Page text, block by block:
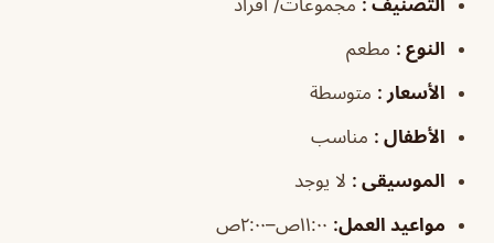
النوع : مطعم
الأسعار : متوسطة
الأطفال : مناسب
الموسيقى : لا يوجد
مواعيد العمل: